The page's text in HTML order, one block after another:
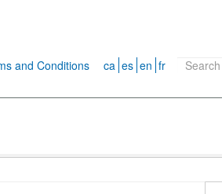
and Conditions ca es en fr